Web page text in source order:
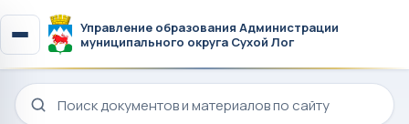
Управление образования Администрации
муниципального округа Сухой Лог
Поиск по сайту